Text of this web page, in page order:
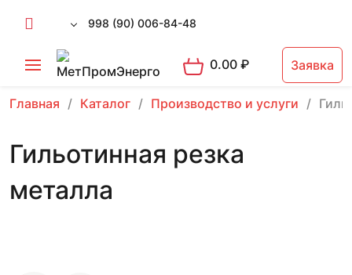
998 (90) 006-84-48
0.00₽ Заявка
Главная Каталог Производство и услуги
Гильотинная резка
металла